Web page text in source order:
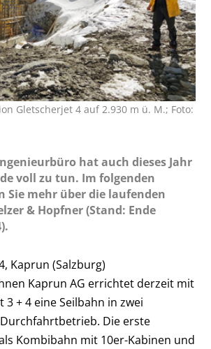
Gletscherjet 4 auf 2.930 m ü. M.; Foto:
hat auch dieses Jahr
voll zu tun. Im folgenden
Sie mehr über die laufenden
& Hopfner (Stand: Ende
Kaprun (Salzburg)
Kaprun AG errichtet derzeit mit
+ 4 eine Seilbahn in zwei
betrieb. Die erste
Kombibahn mit 10er-Kabinen und